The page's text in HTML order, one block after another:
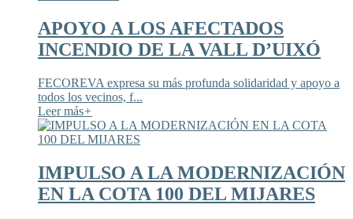
APOYO A LOS AFECTADOS
INCENDIO DE LA VALL D’UIXÓ
FECOREVA expresa su más profunda solidaridad y apoyo a
todos los vecinos, f...
Leer más+
IMPULSO A LA MODERNIZACIÓN
EN LA COTA 100 DEL MIJARES